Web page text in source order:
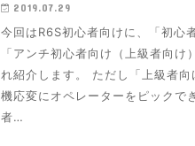
2019.07.29
今回はR6S初心者向けに、「初心
「アンチ初心者向け（上級者向
れ紹介します。 ただし「上級者
機応変にオペレーターをピックで
者…